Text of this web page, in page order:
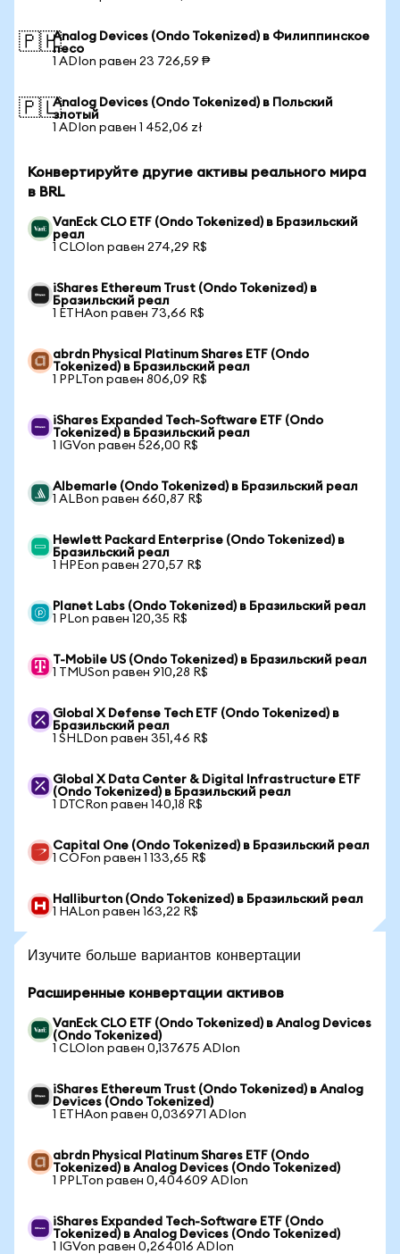
🇵🇭Analog Devices (Ondo Tokenized) в Филиппинское
песо
1 ADIon равен 23 726,59 ₱
🇵🇱Analog Devices (Ondo Tokenized) в Польский
злотый
1 ADIon равен 1 452,06 zł
Конвертируйте другие активы реального мира
в BRL
VanEck CLO ETF (Ondo Tokenized) в Бразильский
реал
1 CLOIon равен 274,29 R$
iShares Ethereum Trust (Ondo Tokenized) в
Бразильский реал
1 ETHAon равен 73,66 R$
abrdn Physical Platinum Shares ETF (Ondo
Tokenized) в Бразильский реал
1 PPLTon равен 806,09 R$
iShares Expanded Tech-Software ETF (Ondo
Tokenized) в Бразильский реал
1 IGVon равен 526,00 R$
Albemarle (Ondo Tokenized) в Бразильский реал
1 ALBon равен 660,87 R$
Hewlett Packard Enterprise (Ondo Tokenized) в
Бразильский реал
1 HPEon равен 270,57 R$
Planet Labs (Ondo Tokenized) в Бразильский реал
1 PLon равен 120,35 R$
T-Mobile US (Ondo Tokenized) в Бразильский реал
1 TMUSon равен 910,28 R$
Global X Defense Tech ETF (Ondo Tokenized) в
Бразильский реал
1 SHLDon равен 351,46 R$
Global X Data Center & Digital Infrastructure ETF
(Ondo Tokenized) в Бразильский реал
1 DTCRon равен 140,18 R$
Capital One (Ondo Tokenized) в Бразильский реал
1 COFon равен 1 133,65 R$
Halliburton (Ondo Tokenized) в Бразильский реал
1 HALon равен 163,22 R$
Изучите больше вариантов конвертации
Расширенные конвертации активов
VanEck CLO ETF (Ondo Tokenized) в Analog Devices
(Ondo Tokenized)
1 CLOIon равен 0,137675 ADIon
iShares Ethereum Trust (Ondo Tokenized) в Analog
Devices (Ondo Tokenized)
1 ETHAon равен 0,036971 ADIon
abrdn Physical Platinum Shares ETF (Ondo
Tokenized) в Analog Devices (Ondo Tokenized)
1 PPLTon равен 0,404609 ADIon
iShares Expanded Tech-Software ETF (Ondo
Tokenized) в Analog Devices (Ondo Tokenized)
1 IGVon равен 0,264016 ADIon